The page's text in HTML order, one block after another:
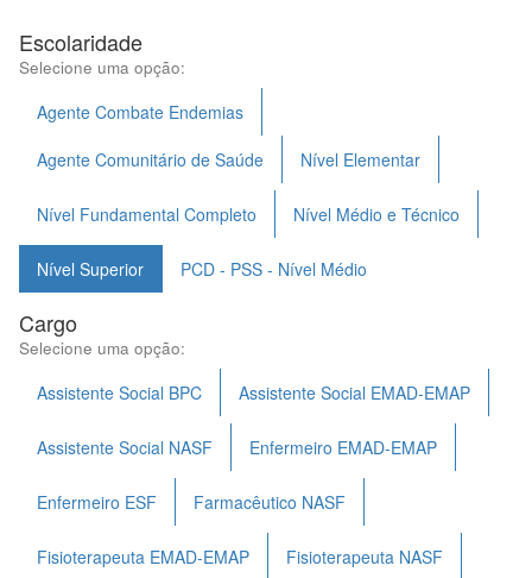
Escolaridade
Selecione uma opção:
Agente Combate Endemias
Agente Comunitário de Saúde
Nível Elementar
Nível Fundamental Completo Nível Médio e Técnico
Nível Superior PCD - PSS - Nível Médio
Cargo
Selecione uma opção:
Assistente Social BPC Assistente Social EMAD-EMAP
Assistente Social NASF Enfermeiro EMAD-EMAP
Enfermeiro ESF Farmacêutico NASF
Fisioterapeuta EMAD-EMAP Fisioterapeuta NASF